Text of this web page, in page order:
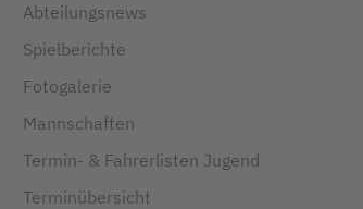
Abteilungsnews
Spielberichte
Fotogalerie
Mannschaften
Termin- & Fahrerlisten Jugend
Terminübersicht